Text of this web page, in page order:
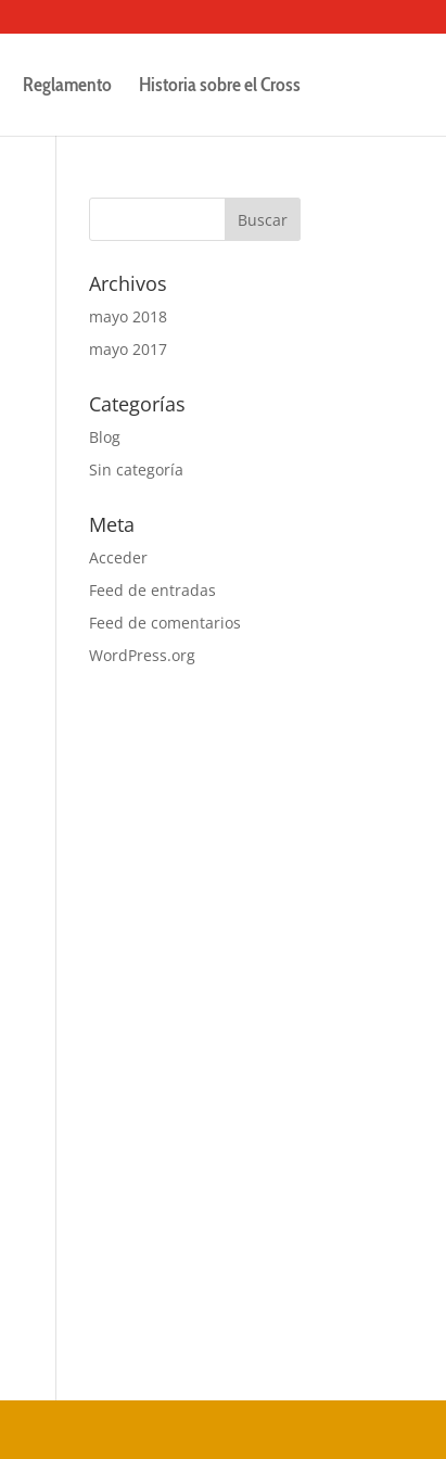
Reglamento Historia sobre el Cross
Archivos
mayo 2018
mayo 2017
Categorías
Blog
Sin categoría
Meta
Acceder
Feed de entradas
Feed de comentarios
WordPress.org